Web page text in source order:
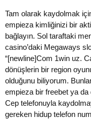
Tam olarak kaydolmak
empieza kimliğinizi bir
bağlayın. Sol taraftaki
casino’daki Megaways
“[newline]Com 1win uz.
dönüşlerin bir region
olduğunu biliyorum.
empieza bir freebet ya
Cep telefonuyla
gereken hidup telefon